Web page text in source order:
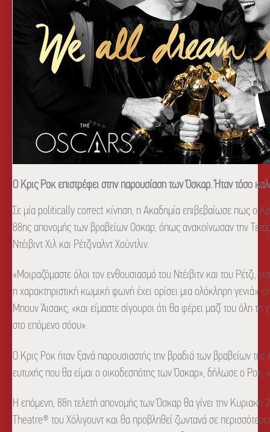
Ο Κρις Ροκ επιστρέφει στην παρουσίαση των Όσκαρ. Ήταν τόσο
Σε μία politically correct κίνηση, η Ακαδημία επιβεβαίωσε πως ο
88ης απονομής των βραβείων Οσκαρ, όπως ανακοίνωσαν την
Ντέιβιντ Χιλ και Ρέτζιναλντ Χούντλιν.
«Μοιραζόμαστε όλοι τον ενθουσιασμό του Ντέιβιτν και του Ρέτζι,
η χαρακτηριστική κωμική φωνή έχει ορίσει μια ολόκληρη γενιά»
Μπουν Άισακς, «και είμαστε σίγουροι ότι θα φέρει μαζί του όλη
στο επόμενο σόου».
Ο Κρις Ροκ ήταν ξανά παρουσιαστής την βραδιά των βραβείων της
ευτυχής που θα είμαι ο οικοδεσπότης των Όσκαρ», δήλωσε ο Ροκ,
Η επόμενη, 88η τελετή απονομής των Όσκαρ θα γίνει την
Theatre® του Χόλιγουντ και θα προβληθεί ζωντανά σε